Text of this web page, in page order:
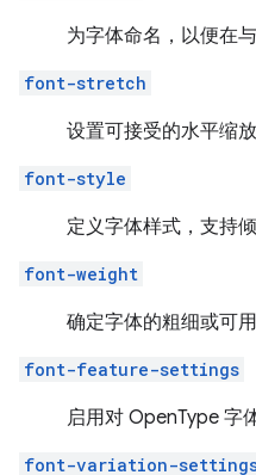
为字体命名，以便在
font-stretch
设置可接受的水平缩
font-style
定义字体样式，支持
font-weight
确定字体的粗细或可
font-feature-settings
启用对 OpenType 字
font-variation-